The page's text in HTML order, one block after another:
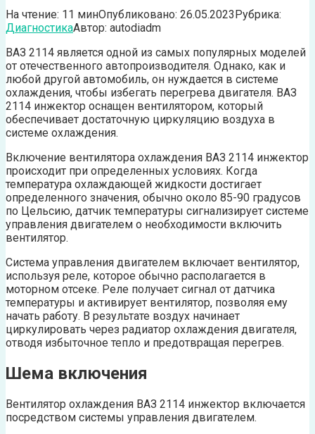
На чтение: 11 минОпубликовано: 26.05.2023Рубрика:
ДиагностикаАвтор: autodiadm
ВАЗ 2114 является одной из самых популярных моделей
от отечественного автопроизводителя. Однако, как и
любой другой автомобиль, он нуждается в системе
охлаждения, чтобы избегать перегрева двигателя. ВАЗ
2114 инжектор оснащен вентилятором, который
обеспечивает достаточную циркуляцию воздуха в
системе охлаждения.
Включение вентилятора охлаждения ВАЗ 2114 инжектор
происходит при определенных условиях. Когда
температура охлаждающей жидкости достигает
определенного значения, обычно около 85-90 градусов
по Цельсию, датчик температуры сигнализирует системе
управления двигателем о необходимости включить
вентилятор.
Система управления двигателем включает вентилятор,
используя реле, которое обычно располагается в
моторном отсеке. Реле получает сигнал от датчика
температуры и активирует вентилятор, позволяя ему
начать работу. В результате воздух начинает
циркулировать через радиатор охлаждения двигателя,
отводя избыточное тепло и предотвращая перегрев.
Шема включения
Вентилятор охлаждения ВАЗ 2114 инжектор включается
посредством системы управления двигателем.